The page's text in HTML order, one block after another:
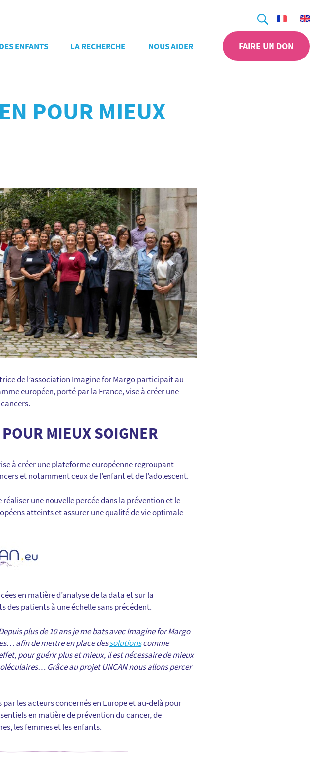
Recherche
ENFANTS LA RECHERCHE NOUS AIDER FAIRE UN DON
POUR MIEUX
de l’association Imagine for Margo participait au
européen, porté par la France, vise à créer une
MIEUX SOIGNER
à créer une plateforme européenne regroupant
et notamment ceux de l’enfant et de l’adolescent.
une nouvelle percée dans la prévention et le
atteints et assurer une qualité de vie optimale
en matière d’analyse de la data et sur la
des patients à une échelle sans précédent.
plus de 10 ans je me bats avec Imagine for Margo
afin de mettre en place dessolutionscomme
pour guérir plus et mieux, il est nécessaire de mieux
Grâce au projet UNCAN nous allons percer
les acteurs concernés en Europe et au-delà pour
en matière de prévention du cancer, de
les femmes et les enfants.